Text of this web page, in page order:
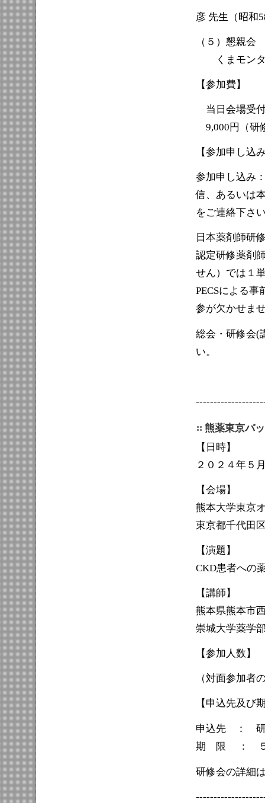
彦 先生（昭和
（５）懇親
くまモンタ
【参加費】
当日会場受
9,000円（研
【参加申し込
参加申し込み
信、あるいは
をご連絡下さ
日本薬剤師研
認定研修薬剤
せん）では１
PECSによる
参が欠かせま
総会・研修会(
い。
熊薬東京バ
【日時】
２０２４年５
【会場】
熊本大学東京
東京都千代田
【演題】
CKD患者への
【講師】
熊本県熊本市
崇城大学薬
【参加人数】
（対面参加者
【申込先及び
申込先 ： 研
期 限 ： ５
研修会の詳細